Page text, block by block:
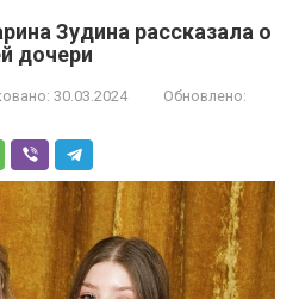
Зудина рассказала о
дочери
30.03.2024
Обновлено: